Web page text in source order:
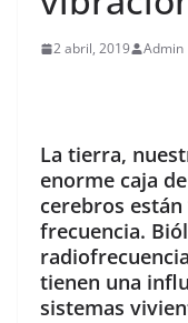
2 abril, 2019 Admin
La tierra,
enorme caja
cerebros están
frecuencia.
tienen una
sistemas